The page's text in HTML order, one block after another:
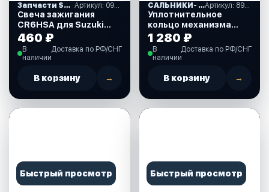
Запчасти SUZUKI Артикул: 09482-00406-000
Свеча зажигания
CR6HSA для Suzuki
DF2.5 л.с. (09482-
00406-000)
460 ₽
В
наличии
Доставка по РФ/СНГ
В корзину →
САЛЬНИКИ- ПРОКЛАДКИ "MERCURY" (16) Артикул: 893917A01
Уплотнительное
кольцо механизма
ручного подъема для
Mercury 30-40 л.с.
(893917A01)
1 280 ₽
В
наличии
Доставка по РФ/СНГ
В корзину →
Быстрый просмотр Быстрый просмотр